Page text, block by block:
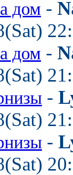
дом -
дом -
-
-